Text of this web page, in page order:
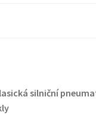
silniční